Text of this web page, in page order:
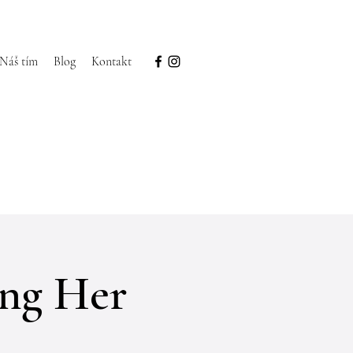
Náš tím Blog Kontakt
Her